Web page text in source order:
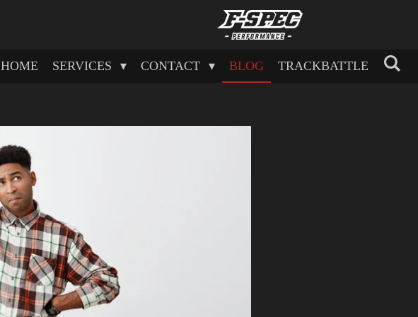
HOME SERVICES CONTACT BLOG TRACKBATTLE